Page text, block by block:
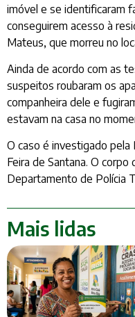
imóvel e se identificaram
conseguirem acesso à
Mateus, que morreu no
Ainda de acordo com as
suspeitos roubaram os
companheira dele e
estavam na casa no
O caso é investigado
Feira de Santana. O
Departamento de Polícia
Mais lidas